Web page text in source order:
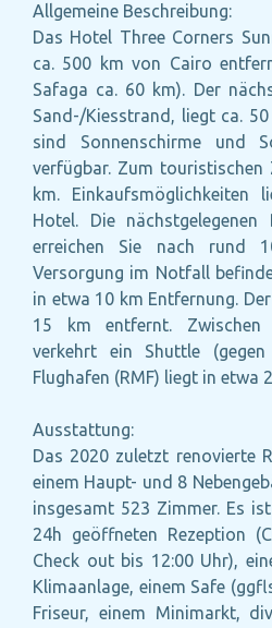
Allgemeine Beschreibung:
Das Hotel Three Corners
ca. 500 km von Cairo
Safaga ca. 60 km). Der
Sand-/Kiesstrand, liegt ca.
sind Sonnenschirme und
verfügbar. Zum touristischen
km.
Hotel. Die
erreichen Sie nach rund
Versorgung im Notfall
in etwa 10 km Entfernung.
15 km entfernt. Zwischen
verkehrt ein Shuttle
Flughafen (RMF) liegt in etwa
Ausstattung:
Das 2020 zuletzt renovierte
einem Haupt- und 8
insgesamt 523 Zimmer. Es
24h geöffneten Rezeption
Check out bis 12:00 Uhr),
Klimaanlage, einem Safe
Friseur, einem Minimarkt,